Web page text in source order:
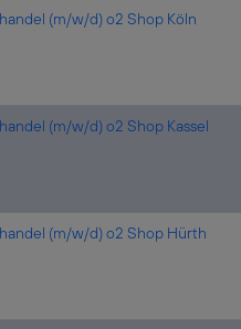
(m/w/d) o2 Shop Köln
(m/w/d) o2 Shop Kassel
(m/w/d) o2 Shop Hürth